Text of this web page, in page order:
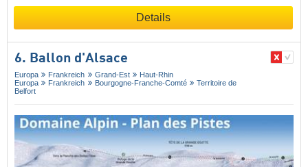
Details
6. Ballon d'Alsace
Europa Frankreich Grand-Est
Haut-Rhin
Europa
Frankreich Bourgogne-Franche-Comté
Territoire de
Belfort